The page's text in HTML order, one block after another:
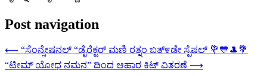
Post navigation
⟵ “ಸೆಂನ್ಸೇಷನಲ್ “ಡೈರೆಕ್ಟರ್ ಮಣಿ ರತ್ನಂ ಬತ್೯ಡೇ ಸ್ಪೆಷಲ್ 💐💙🎩💐
“ಟೀಮ್ ಯೋಧ ನಮನ” ದಿಂದ ಆಹಾರ ಕಿಟ್ ವಿತರಣೆ ⟶